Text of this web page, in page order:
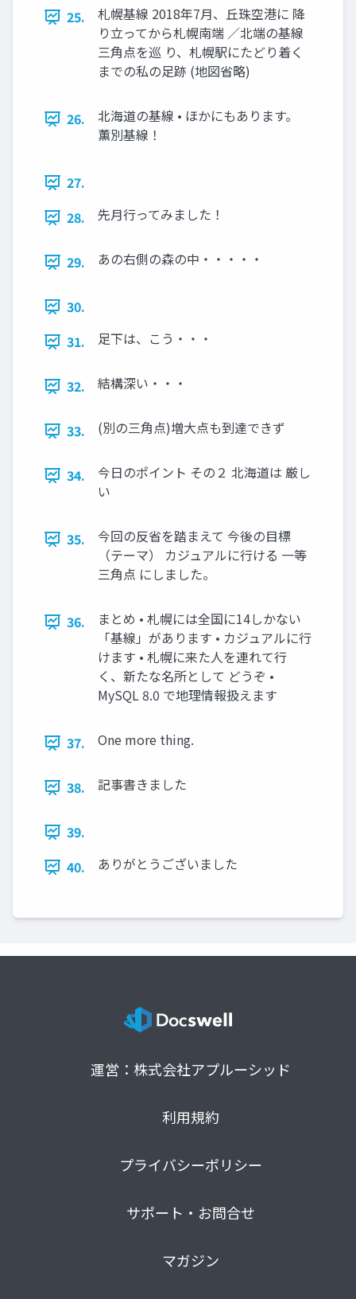
25.
札幌基線 2018年7月、丘珠空港に 降
り立ってから札幌南端 ／北端の基線
三角点を巡 り、札幌駅にたどり着く
までの私の足跡 (地図省略)
26.
北海道の基線 • ほかにもあります。
薫別基線！
27.
28.
先月行ってみました！
29. あの右側の森の中・・・・・
30.
31.
足下は、こう・・・
32. 結構深い・・・
33. (別の三角点)増大点も到達できず
34.
今日のポイント その２ 北海道は 厳し
い
35.
今回の反省を踏まえて 今後の目標
（テーマ） カジュアルに行ける 一等
三角点 にしました。
36.
まとめ • 札幌には全国に14しかない
「基線」があります • カジュアルに行
けます • 札幌に来た人を連れて行
く、新たな名所として どうぞ •
MySQL 8.0 で地理情報扱えます
37. One more thing.
38. 記事書きました
39.
40.
ありがとうございました
運営：株式会社アプルーシッド
利用規約
プライバシーポリシー
サポート・お問合せ
マガジン